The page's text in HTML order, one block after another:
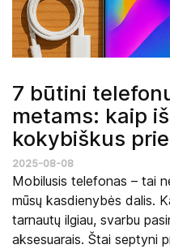
7 būtini
metams: kaip
kokybiškus
2025-08-08
Mobilusis telefonas – tai
mūsų kasdienybės dalis.
tarnautų ilgiau, svarbu
aksesuarais. Štai septyni